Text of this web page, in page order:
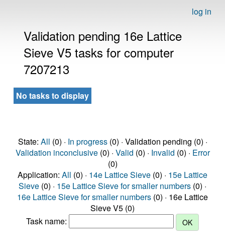
log in
Validation pending 16e Lattice
Sieve V5 tasks for computer
7207213
No tasks to display
State: All (0) · In progress(0) · Validation pending (0) ·
Validation inconclusive(0) · Valid (0) · Invalid (0) · Error
(0)
Application: All (0) · 14e Lattice Sieve (0) · 15e Lattice
Sieve (0) · 15e Lattice Sieve for smaller numbers (0) ·
16e Lattice Sieve for smaller numbers (0) · 16e Lattice
Sieve V5 (0)
Task name: